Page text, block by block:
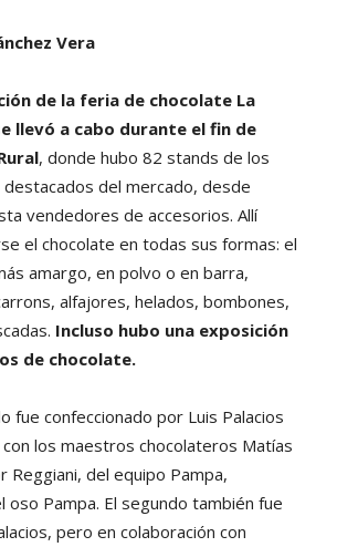
Vera
de la feria de chocolate La
llevó a cabo durante el fin de
, donde hubo 82 stands de los
del mercado, desde
vendedores de accesorios. Allí
el chocolate en todas sus formas: el
amargo, en polvo o en barra,
alfajores, helados, bombones,
Incluso hubo una exposición
de chocolate.
fue confeccionado por Luis Palacios
los maestros chocolateros Matías
Reggiani, del equipo Pampa,
oso Pampa. El segundo también fue
pero en colaboración con